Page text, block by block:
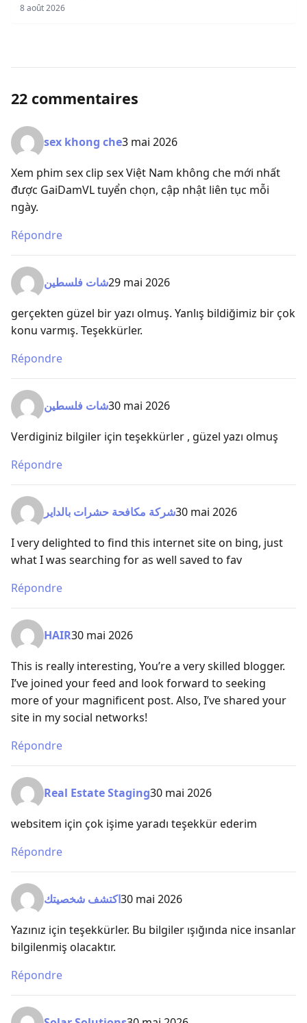
8 août 2026
22 commentaires
sex khong che3 mai 2026
Xem phim sex clip sex Việt Nam không che mới nhất
được GaiDamVL tuyển chọn, cập nhật liên tục mỗi
ngày.
Répondre
شات فلسطين29 mai 2026
gerçekten güzel bir yazı olmuş. Yanlış bildiğimiz bir çok
konu varmış. Teşekkürler.
Répondre
شات فلسطين30 mai 2026
Verdiginiz bilgiler için teşekkürler , güzel yazı olmuş
Répondre
شركة مكافحة حشرات بالداير30 mai 2026
I very delighted to find this internet site on bing, just
what I was searching for as well saved to fav
Répondre
HAIR30 mai 2026
This is really interesting, You’re a very skilled blogger.
I’ve joined your feed and look forward to seeking
more of your magnificent post. Also, I’ve shared your
site in my social networks!
Répondre
Real Estate Staging30 mai 2026
websitem için çok işime yaradı teşekkür ederim
Répondre
اكتشف شخصيتك30 mai 2026
Yazınız için teşekkürler. Bu bilgiler ışığında nice insanlar
bilgilenmiş olacaktır.
Répondre